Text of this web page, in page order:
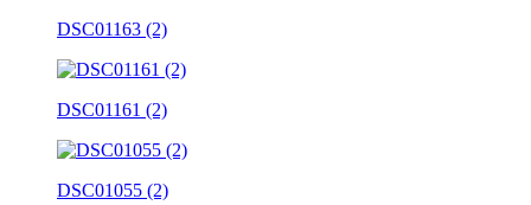
DSC01163 (2)
DSC01161 (2)
DSC01055 (2)